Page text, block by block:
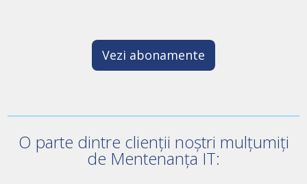
Vezi abonamente
O parte dintre clienții noștri mulțumiți
de Mentenanța IT: